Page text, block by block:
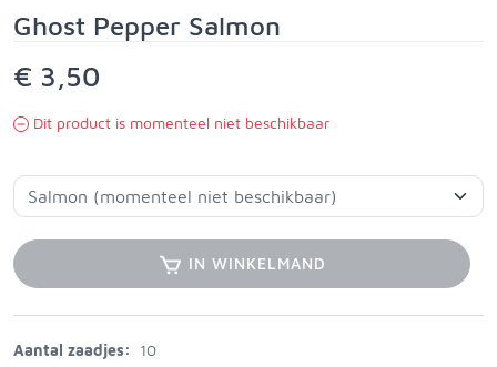
Ghost Pepper Salmon
€ 3,50
Dit product is momenteel niet beschikbaar
IN WINKELMAND
Aantal zaadjes:
10